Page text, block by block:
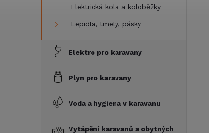
Elektrická kola a koloběžky
Lepidla, tmely, pásky
Elektro pro karavany
Plyn pro karavany
Voda a hygiena v karavanu
Vytápění karavanů a obytných